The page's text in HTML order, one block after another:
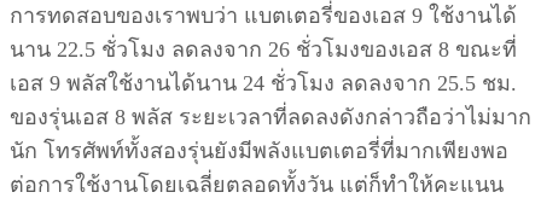
การทดสอบของเราพบว่า แบตเตอรี่ของเอส 9 ใช้งานได้
นาน 22.5 ชั่วโมง ลดลงจาก 26 ชั่วโมงของเอส 8 ขณะที่
เอส 9 พลัสใช้งานได้นาน 24 ชั่วโมง ลดลงจาก 25.5 ชม.
ของรุ่นเอส 8 พลัส ระยะเวลาที่ลดลงดังกล่าวถือว่าไม่มาก
นัก โทรศัพท์ทั้งสองรุ่นยังมีพลังแบตเตอรี่ที่มากเพียงพอ
ต่อการใช้งานโดยเฉลี่ยตลอดทั้งวัน แต่ก็ทำให้คะแนน